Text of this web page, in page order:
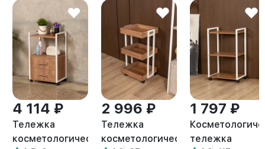
4 114 ₽
Тележка
косметологическая
2 996 ₽
Тележка
косметологическая
1 797 ₽
тележка